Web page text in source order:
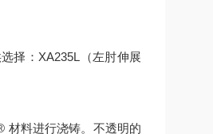
择：XA235L（左肘伸展
材料进行浇铸。不透明的